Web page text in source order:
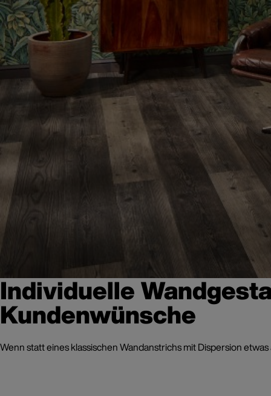
Individuelle
Kundenwünsche
Wenn statt eines klassischen Wandanstrichs mit Dispersion